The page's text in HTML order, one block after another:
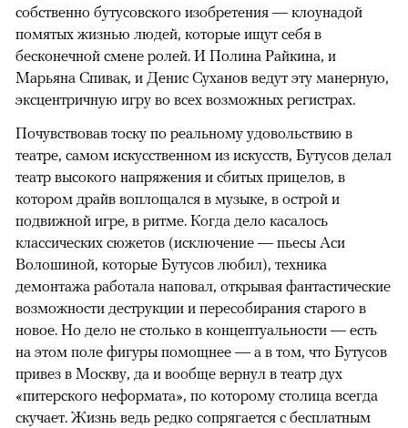
собственно бутусовского изобретения — клоунадой
помятых жизнью людей, которые ищут себя в
бесконечной смене ролей. И Полина Райкина, и
Марьяна Спивак, и Денис Суханов ведут эту манерную,
эксцентричную игру во всех возможных регистрах.
Почувствовав тоску по реальному удовольствию в
театре, самом искусственном из искусств, Бутусов делал
театр высокого напряжения и сбитых прицелов, в
котором драйв воплощался в музыке, в острой и
подвижной игре, в ритме. Когда дело касалось
классических сюжетов (исключение — пьесы Аси
Волошиной, которые Бутусов любил), техника
демонтажа работала наповал, открывая фантастические
возможности деструкции и пересобирания старого в
новое. Но дело не столько в концептуальности — есть
на этом поле фигуры помощнее — а в том, что Бутусов
привез в Москву, да и вообще вернул в театр дух
«питерского неформата», по которому столица всегда
скучает. Жизнь ведь редко сопрягается с бесплатным